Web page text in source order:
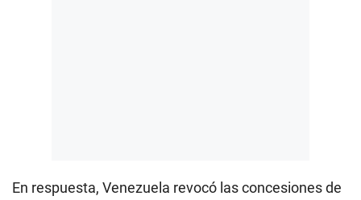
En respuesta, Venezuela revocó las concesiones de